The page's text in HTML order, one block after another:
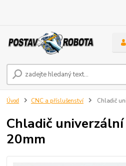
Úvod CNC a příslušenství Chladič
Chladič
20mm